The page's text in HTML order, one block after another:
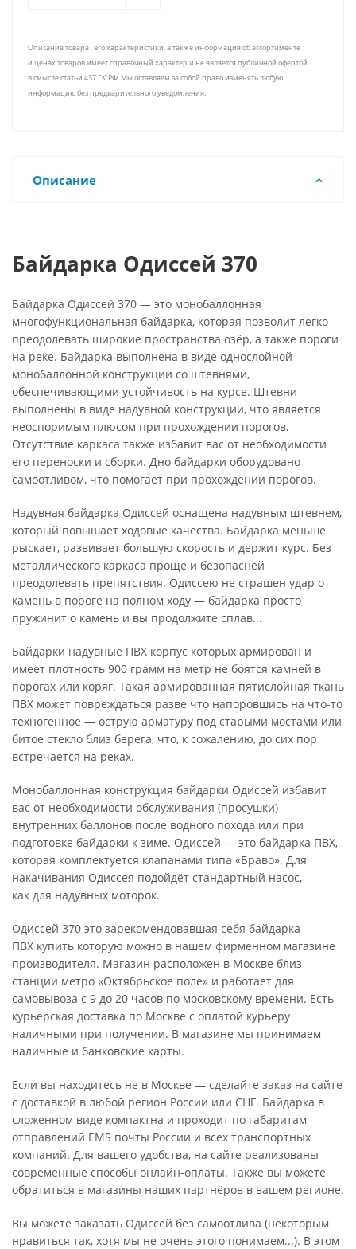
Описание товара , его характеристики, а также информация об ассортименте
и ценах товаров имеет справочный характер и не является публичной офертой
в смысле статьи 437 ГК РФ. Мы оставляем за собой право изменять любую
информацию без предварительного уведомления.
Описание
Байдарка Одиссей 370
Байдарка Одиссей 370 — это монобаллонная
многофункциональная байдарка, которая позволит легко
преодолевать широкие пространства озёр, а также пороги
на реке. Байдарка выполнена в виде однослойной
монобаллонной конструкции со штевнями,
обеспечивающими устойчивость на курсе. Штевни
выполнены в виде надувной конструкции, что является
неоспоримым плюсом при прохождении порогов.
Отсутствие каркаса также избавит вас от необходимости
его переноски и сборки. Дно байдарки оборудовано
самоотливом, что помогает при прохождении порогов.
Надувная байдарка Одиссей оснащена надувным штевнем,
который повышает ходовые качества. Байдарка меньше
рыскает, развивает большую скорость и держит курс. Без
металлического каркаса проще и безопасней
преодолевать препятствия. Одиссею не страшен удар о
камень в пороге на полном ходу — байдарка просто
пружинит о камень и вы продолжите сплав...
Байдарки надувные ПВХ корпус которых армирован и
имеет плотность 900 грамм на метр не боятся камней в
порогах или коряг. Такая армированная пятислойная ткань
ПВХ может повреждаться разве что напоровшись на что-то
техногенное — острую арматуру под старыми мостами или
битое стекло близ берега, что, к сожалению, до сих пор
встречается на реках.
Монобаллонная конструкция байдарки Одиссей избавит
вас от необходимости обслуживания (просушки)
внутренних баллонов после водного похода или при
подготовке байдарки к зиме. Одиссей — это байдарка ПВХ,
которая комплектуется клапанами типа «Браво». Для
накачивания Одиссея подойдёт стандартный насос,
как для надувных моторок.
Одиссей 370 это зарекомендовавшая себя байдарка
ПВХ купить которую можно в нашем фирменном магазине
производителя. Магазин расположен в Москве близ
станции метро «Октябрьское поле» и работает для
самовывоза с 9 до 20 часов по московскому времени. Есть
курьерская доставка по Москве с оплатой курьеру
наличными при получении. В магазине мы принимаем
наличные и банковские карты.
Если вы находитесь не в Москве — сделайте заказ на сайте
с доставкой в любой регион России или СНГ. Байдарка в
сложенном виде компактна и проходит по габаритам
отправлений EMS почты России и всех транспортных
компаний. Для вашего удобства, на сайте реализованы
современные способы онлайн-оплаты. Также вы можете
обратиться в магазины наших партнёров в вашем регионе.
Вы можете заказать Одиссей без самоотлива (некоторым
нравиться так, хотя мы не очень этого понимаем...). В этом